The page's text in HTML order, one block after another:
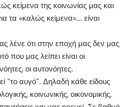
κείμενα της κοινωνίας μας και
τα «καλώς κείμενα»… είναι
λένε ότι στην εποχή μας δεν μας
που μας λείπει είναι οι
οι αυτονόητες.
“το αυγό”. Δηλαδή κάθε είδους
κοινωνικής, οικονομικής,